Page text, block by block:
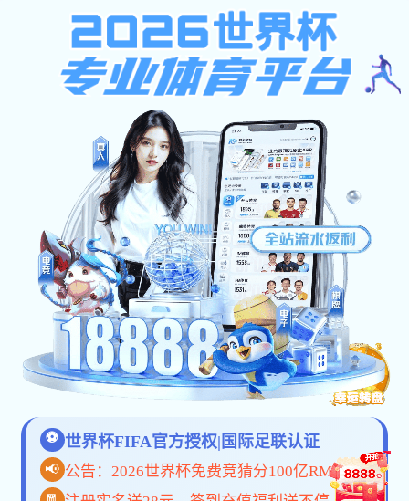
天博克罗地亚入口
首页 学校概况 二级天博
克罗地亚
入口
机构设置 新闻中心